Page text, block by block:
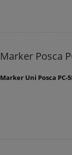
Marker Posca
Marker Uni Posca PC-